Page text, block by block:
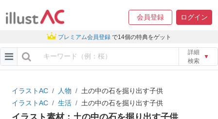
会員登録 ログイン
プレミアム会員登録 で14個の特典をゲット
詳細
検索
▼
イラストAC 人物
土の中の石を掘り出す子供
イラストAC
生活 土の中の石を掘り出す子供
イラスト素材：土の中の石を掘り出す子供